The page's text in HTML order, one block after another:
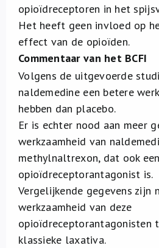
opioïdreceptoren in het
Het heeft geen invloed op
effect van de opioïden.
Commentaar van het BCFI
Volgens de uitgevoerde
naldemedine een betere
hebben dan placebo.
Er is echter nood aan meer
werkzaamheid van
methylnaltrexon, dat ook een
opioïdreceptorantagonist is.
Vergelijkende gegevens zijn
werkzaamheid van deze
opioïdreceptorantagonisten
klassieke laxativa.